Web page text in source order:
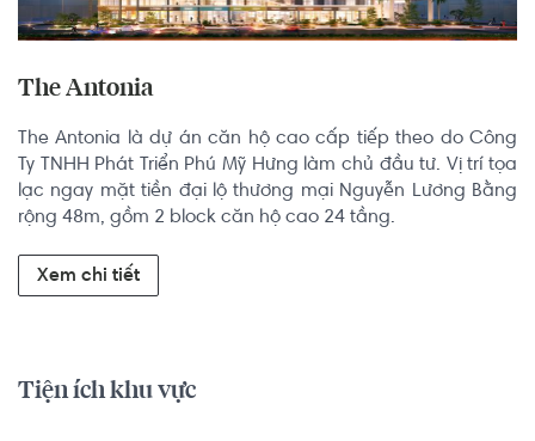
The Antonia
The Antonia là dự án căn hộ cao cấp tiếp theo do Công
Ty TNHH Phát Triển Phú Mỹ Hưng làm chủ đầu tư. Vị trí tọa
lạc ngay mặt tiền đại lộ thương mại Nguyễn Lương Bằng
rộng 48m, gồm 2 block căn hộ cao 24 tầng.
Xem chi tiết
Tiện ích khu vực